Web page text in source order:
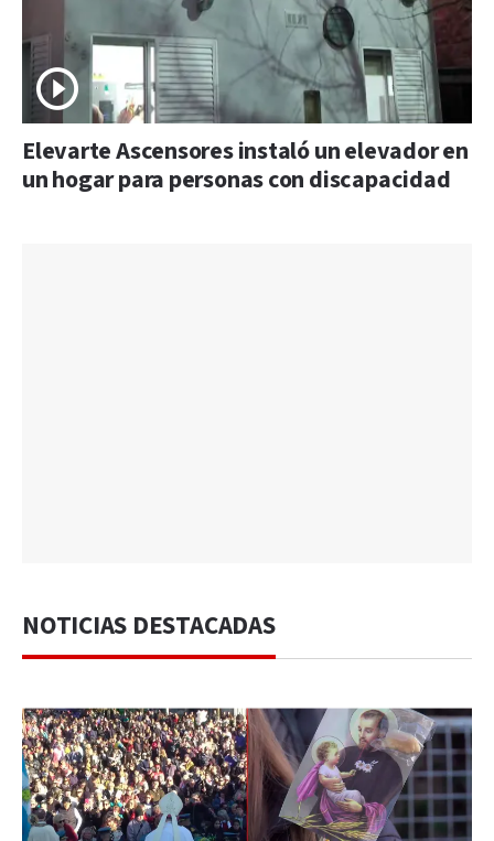
Elevarte Ascensores instaló un elevador en
un hogar para personas con discapacidad
NOTICIAS DESTACADAS